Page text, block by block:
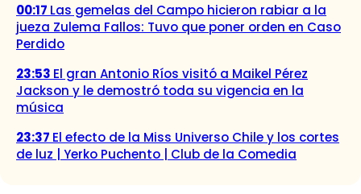
00:17 Las gemelas del Campo hicieron rabiar a la
jueza Zulema Fallos: Tuvo que poner orden en Caso
Perdido
23:53 El gran Antonio Ríos visitó a Maikel Pérez
Jackson y le demostró toda su vigencia en la
música
23:37 El efecto de la Miss Universo Chile y los cortes
de luz | Yerko Puchento | Club de la Comedia